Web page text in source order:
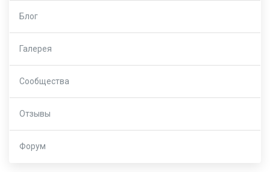
Блог
Галерея
Сообщества
Отзывы
Форум